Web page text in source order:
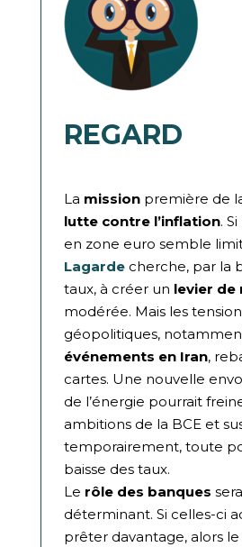
REGARD
La missionpremière de
lutte contre l’inflation.
en zone euro semble
Lagardecherche, par la
taux, à créer un levier de
modérée. Mais les
géopolitiques,
événements en Iran,
cartes. Une nouvelle
de l’énergie pourrait
ambitions de la BCE et
temporairement, toute
baisse des taux.
Le rôle des banques
déterminant. Si celles-ci
prêter davantage, alors